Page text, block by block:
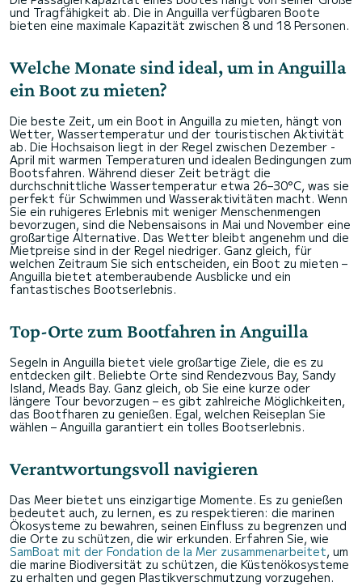
und Tragfähigkeit ab. Die in Anguilla verfügbaren Boote
bieten eine maximale Kapazität zwischen 8 und 18 Personen.
Welche Monate sind ideal, um in Anguilla
ein Boot zu mieten?
Die beste Zeit, um ein Boot in Anguilla zu mieten, hängt von
Wetter, Wassertemperatur und der touristischen Aktivität
ab. Die Hochsaison liegt in der Regel zwischen Dezember -
April mit warmen Temperaturen und idealen Bedingungen zum
Bootsfahren. Während dieser Zeit beträgt die
durchschnittliche Wassertemperatur etwa 26–30°C, was sie
perfekt für Schwimmen und Wasseraktivitäten macht. Wenn
Sie ein ruhigeres Erlebnis mit weniger Menschenmengen
bevorzugen, sind die Nebensaisons in Mai und November eine
großartige Alternative. Das Wetter bleibt angenehm und die
Mietpreise sind in der Regel niedriger. Ganz gleich, für
welchen Zeitraum Sie sich entscheiden, ein Boot zu mieten –
Anguilla bietet atemberaubende Ausblicke und ein
fantastisches Bootserlebnis.
Top-Orte zum Bootfahren in Anguilla
Segeln in Anguilla bietet viele großartige Ziele, die es zu
entdecken gilt. Beliebte Orte sind Rendezvous Bay, Sandy
Island, Meads Bay. Ganz gleich, ob Sie eine kurze oder
längere Tour bevorzugen – es gibt zahlreiche Möglichkeiten,
das Bootfharen zu genießen. Egal, welchen Reiseplan Sie
wählen – Anguilla garantiert ein tolles Bootserlebnis.
Verantwortungsvoll navigieren
Das Meer bietet uns einzigartige Momente. Es zu genießen
bedeutet auch, zu lernen, es zu respektieren: die marinen
Ökosysteme zu bewahren, seinen Einfluss zu begrenzen und
die Orte zu schützen, die wir erkunden. Erfahren Sie, wie
SamBoat mit der Fondation de la Mer zusammenarbeitet, um
die marine Biodiversität zu schützen, die Küstenökosysteme
zu erhalten und gegen Plastikverschmutzung vorzugehen.